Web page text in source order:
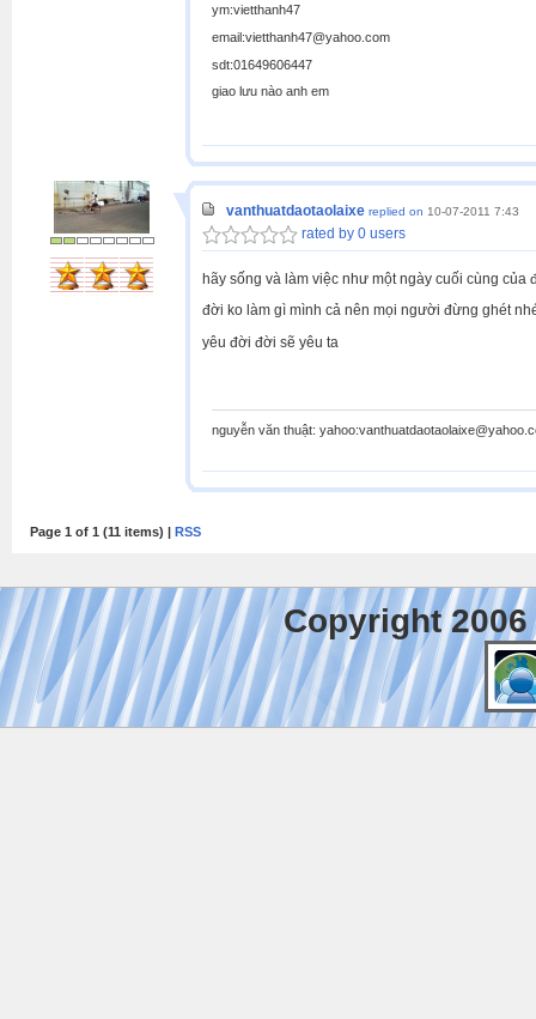
ym:vietthanh47
email:vietthanh47@yahoo.com
sdt:01649606447
giao lưu nào anh em
vanthuatdaotaolaixe replied on 10-07-2011 7:43
rated by 0 users
hãy sống và làm việc như một ngày cuối cùng của
đời ko làm gì mình cả nên mọi người đừng ghét
yêu đời đời sẽ yêu ta
nguyễn văn thuật:
Page 1 of 1 (11 items) | RSS
Copyright 2006